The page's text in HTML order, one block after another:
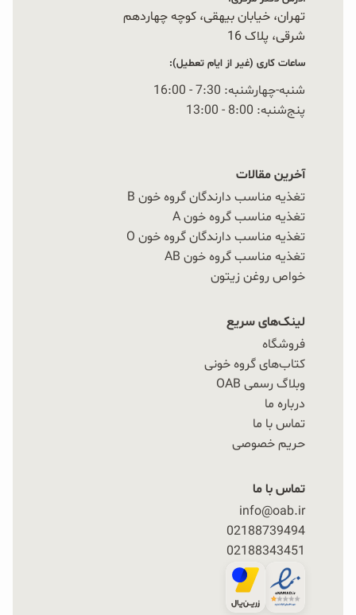
افزایش سطح انرژی کمک می‌کند، بلکه نقش مهمی در
حفظ تمرکز، بهبود عملکرد ذهنی و پایداری فعالیت‌های
فیزیکی دارد. به همین دلیل، رایس کیک می‌تواند انتخابی
مناسب برای دانش‌آموزان، کارمندان و ورزشکارانی باشد که
راهنمای انتخاب بهترین رایس کیک
برای انتخاب یک رایس کیک باکیفیت، به این موارد توجه
کنید:
ترکیبات سالم
۶ نوع (کینوا، نمکی، بدون نمک، جو دوسر، چند غله،
سیاه دانه ورایس کیک برنج قهوه ای OAB
عرضه می‌شود.
تهران، خیابان بیهقی، کوچه چهاردهم
شرقی، پلاک 16‭
ساعات کاری (غیر از ایام تعطیل):
شنبه-چهارشنبه: 7:30 - 16:00
پنج‌شنبه: 8:00 - 13:00
آخرین مقالات
تغذیه مناسب دارندگان گروه خون B
تغذیه مناسب گروه خون A
تغذیه مناسب دارندگان گروه خون O
تغذیه مناسب گروه خون AB
خواص روغن زیتون
لینک‌های سریع
فروشگاه
کتاب‌های گروه خونی
وبلاگ رسمی OAB
درباره ما
تماس با ما
حریم خصوصی
تماس با ما
info@oab.ir
02188739494
02188343451